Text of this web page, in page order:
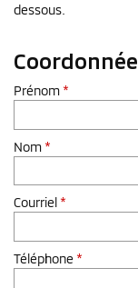
dessous.
Prénom *
Nom *
Courriel *
Téléphone *